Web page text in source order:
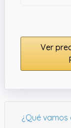
Ver
¿Qué